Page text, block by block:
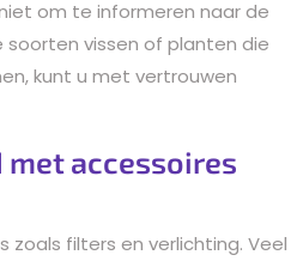
om te informeren naar de
vissen of planten die
kunt u met vertrouwen
accessoires
filters en verlichting. Veel